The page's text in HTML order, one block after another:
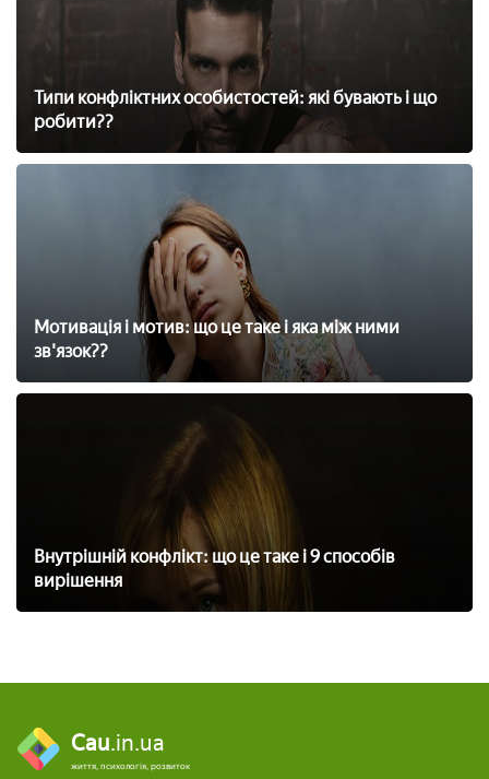
Типи конфліктних особистостей: які бувають і що
робити??
Мотивація і мотив: що це таке і яка між ними
зв'язок??
Внутрішній конфлікт: що це таке і 9 способів
вирішення
Cau.in.ua
життя, психологія, розвиток